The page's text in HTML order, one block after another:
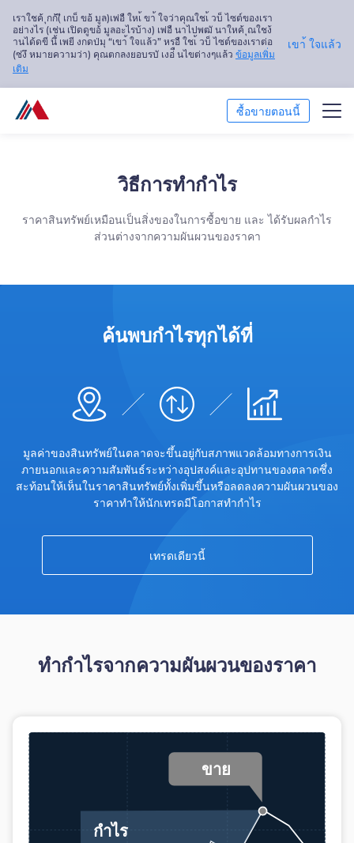
เราใชค้ ุกก้(ี เกบ็ ขอ้ มูล)เพ่อื ใหเ้ ขา้ ใจว่าคุณใชเ้ วบ็ ไซต์ของเรา
อย่างไร (เช่น เปิดดูขอ้ มูลอะไรบ้าง) เพ่อื นาไปพฒั นาใหค้ ุณใชง้
านได้ดขี นึ้ เพยี งกดป่มุ “เขา้ ใจแล้ว” หรอื ใชเ้ วบ็ ไซต์ของเราต่อ
(ซ่งึ หมายความว่า) คุณตกลงยอบรบั เงอ่ื นไขต่างๆแล้ว ข้อมูลเพิ่ม
เติม
เขา้ ใจแล้ว
ซื้อขายตอนนี้
การวิเคราะห์ตลาด
Trader
วิธีการทำกำไร
ราคาสินทรัพย์เหมือนเป็นสิ่งของในการซื้อขาย และ ได้รับผลกำไร
ส่วนต่างจากความผันผวนของราคา
ค้นพบกำไรทุกได้ที่
มูลค่าของสินทรัพย์ในตลาดจะขึ้นอยู่กับสภาพแวดล้อมทางการเงิน
ภายนอกและความสัมพันธ์ระหว่างอุปสงค์และอุปทานของตลาดซึ่ง
สะท้อนให้เห็นในราคาสินทรัพย์ทั้งเพิ่มขึ้นหรือลดลงความผันผวนของ
ราคาทำให้นักเทรดมีโอกาสทำกำไร
เทรดเดียวนี้
ทำกำไรจากความผันผวนของราคา